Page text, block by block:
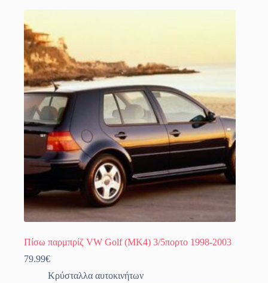
Πίσω παρμπρίζ VW Golf (MK4) 3/5πορτο 1998-2003
79.99€
Κρύσταλλα αυτοκινήτων